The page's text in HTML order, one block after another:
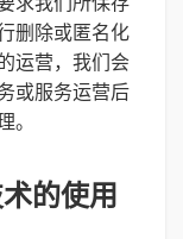
删除或匿名化
运营，我们会
或服务运营后
的使用